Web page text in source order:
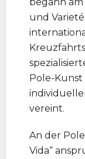
und
Pole-
vereint.
An der
Vida“